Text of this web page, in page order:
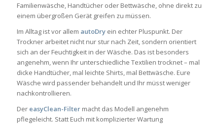
Familienwäsche, Handtücher oder Bettwäsche, ohne direkt zu
einem übergroßen Gerät greifen zu müssen.
Im Alltag ist vor allem autoDryein echter Pluspunkt. Der
Trockner arbeitet nicht nur stur nach Zeit, sondern orientiert
sich an der Feuchtigkeit in der Wäsche. Das ist besonders
angenehm, wenn Ihr unterschiedliche Textilien trocknet – mal
dicke Handtücher, mal leichte Shirts, mal Bettwäsche. Eure
Wäsche wird passender behandelt und Ihr müsst weniger
nachkontrollieren.
Der easyClean-Filtermacht das Modell angenehm
pflegeleicht. Statt Euch mit komplizierter Wartung